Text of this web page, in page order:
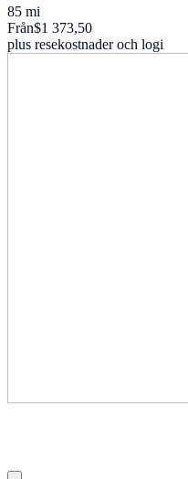
85 mi
Från$1 373,50
plus resekostnader och logi